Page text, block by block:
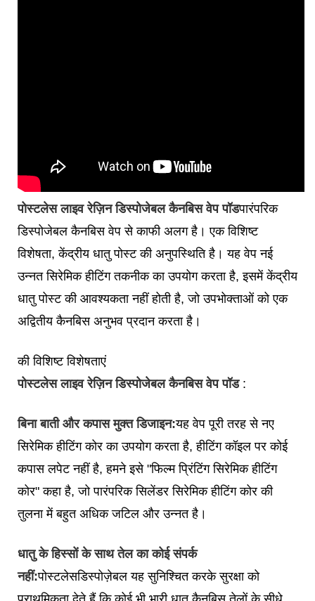
पोस्टलेस लाइव रेज़िन डिस्पोजेबल कैनबिस वेप पॉडपारंपरिक
डिस्पोजेबल कैनबिस वेप से काफी अलग है। एक विशिष्ट
विशेषता, केंद्रीय धातु पोस्ट की अनुपस्थिति है। यह वेप नई
उन्नत सिरेमिक हीटिंग तकनीक का उपयोग करता है, इसमें केंद्रीय
धातु पोस्ट की आवश्यकता नहीं होती है, जो उपभोक्ताओं को एक
अद्वितीय कैनबिस अनुभव प्रदान करता है।
की विशिष्ट विशेषताएं
पोस्टलेस लाइव रेज़िन डिस्पोजेबल कैनबिस वेप पॉड:
बिना बाती और कपास मुक्त डिजाइन:यह वेप पूरी तरह से नए
सिरेमिक हीटिंग कोर का उपयोग करता है, हीटिंग कॉइल पर कोई
कपास लपेट नहीं है, हमने इसे "फिल्म प्रिंटिंग सिरेमिक हीटिंग
कोर" कहा है, जो पारंपरिक सिलेंडर सिरेमिक हीटिंग कोर की
तुलना में बहुत अधिक जटिल और उन्नत है।
धातु के हिस्सों के साथ तेल का कोई संपर्क
नहीं:पोस्टलेसडिस्पोज़ेबल यह सुनिश्चित करके सुरक्षा को